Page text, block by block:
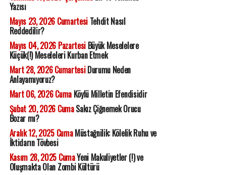
Yazısı
Mayıs 23, 2026 CumartesiTehdit Nasıl
Reddedilir?
Mayıs 04, 2026 PazartesiBüyük Meselelere
Küçük(!) Meseleleri Kurban Etmek
Mart 28, 2026 CumartesiDurumu Neden
Anlayamıyoruz?
Mart 06, 2026 CumaKöylü Milletin Efendisidir
Şubat 20, 2026 CumaSakız Çiğnemek Orucu
Bozar mı?
Aralık 12, 2025 CumaMüstağnilik: Kölelik Ruhu ve
İktidarın Tövbesi
Kasım 28, 2025 CumaYeni Makuliyetler (!) ve
Oluşmakta Olan Zombi Kültürü